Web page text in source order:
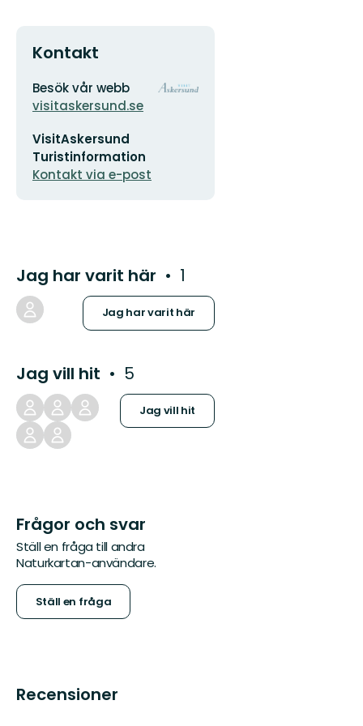
Kontakt
Adress
Besök vår webb
visitaskersund.se
postadress
VisitAskersund
Turistinformation
Kontakt via e-post
Organisationens
Jag har varit här 1
Jag har varit här
Jag vill hit 5
Jag vill hit
Frågor och svar
Ställ en fråga till andra
Naturkartan-användare.
Ställ en fråga
Recensioner